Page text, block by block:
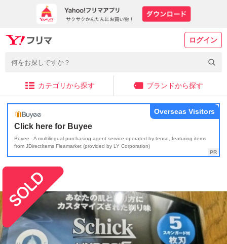
ログイン
カテゴリから探す ブランドから探す
Click here for Buyee
Buyee - A multilingual purchasing agent service operated by tenso, featuring items
from JDirectItems Fleamarket (provided by LY Corporation)
Overseas Visitors